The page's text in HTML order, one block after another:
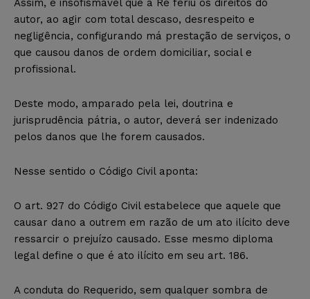
Assim, é insofismável que a Ré feriu os direitos do
autor, ao agir com total descaso, desrespeito e
negligência, configurando má prestação de serviços, o
que causou danos de ordem domiciliar, social e
profissional.
Deste modo, amparado pela lei, doutrina e
jurisprudência pátria, o autor, deverá ser indenizado
pelos danos que lhe forem causados.
Nesse sentido o Código Civil aponta:
O art. 927 do Código Civil estabelece que aquele que
causar dano a outrem em razão de um ato ilícito deve
ressarcir o prejuízo causado. Esse mesmo diploma
legal define o que é ato ilícito em seu art. 186.
A conduta do Requerido, sem qualquer sombra de